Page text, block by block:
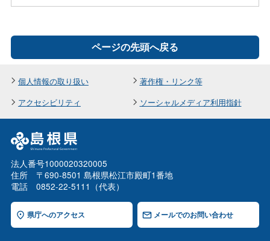
ページの先頭へ戻る
個人情報の取り扱い
著作権・リンク等
アクセシビリティ
ソーシャルメディア利用指針
法人番号1000020320005
住所 〒690-8501 島根県松江市殿町1番地
電話 0852-22-5111（代表）
県庁へのアクセス メールでのお問い合わせ